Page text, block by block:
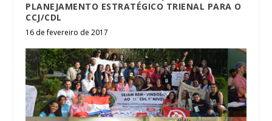
PLANEJAMENTO ESTRATÉGICO TRIENAL PARA O
CCJ/CDL
16 de fevereiro de 2017